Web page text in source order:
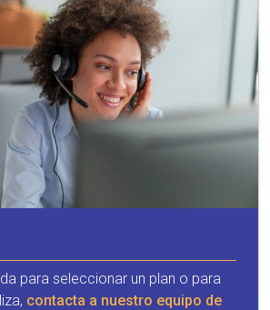
para seleccionar un plan o para
contacta a nuestro equipo de